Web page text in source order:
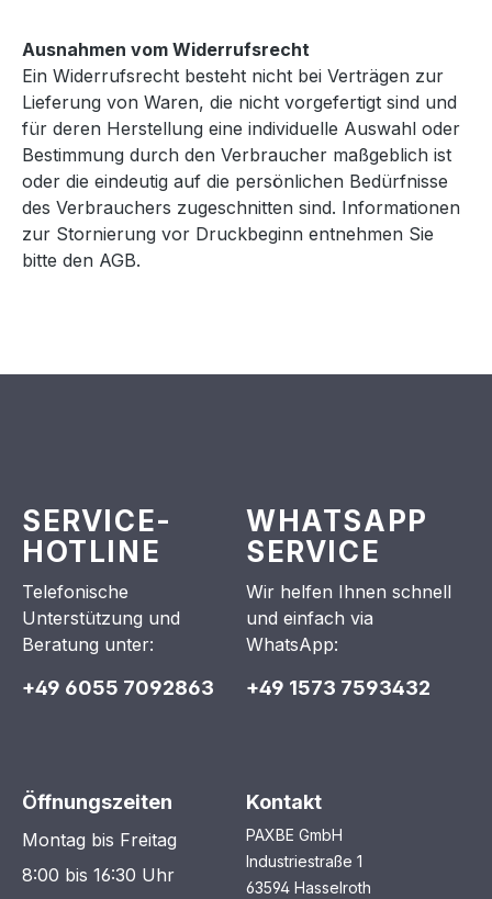
Ausnahmen vom Widerrufsrecht
Ein Widerrufsrecht besteht nicht bei Verträgen zur
Lieferung von Waren, die nicht vorgefertigt sind und
für deren Herstellung eine individuelle Auswahl oder
Bestimmung durch den Verbraucher maßgeblich ist
oder die eindeutig auf die persönlichen Bedürfnisse
des Verbrauchers zugeschnitten sind. Informationen
zur Stornierung vor Druckbeginn entnehmen Sie
bitte den AGB.
SERVICE-
HOTLINE
Telefonische
Unterstützung und
Beratung unter:
+49 6055 7092863
WHATSAPP
SERVICE
Wir helfen Ihnen schnell
und einfach via
WhatsApp:
+49 1573 7593432
Öffnungszeiten
Montag bis Freitag
8:00 bis 16:30 Uhr
Kontakt
PAXBE GmbH
Industriestraße 1
63594 Hasselroth